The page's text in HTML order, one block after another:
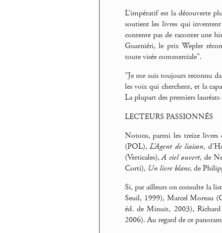
L’impératif est la découverte
soutient les livres qui
contente pas de raconter une
Guarniéri, le prix Wepler
toute visée commerciale".
"Je me suis toujours reconnu
les voix qui cherchent, et la
La plupart des premiers
LECTEURS PASSIONNÉS
Notons, parmi les treize
(POL),L’Agent de liaison,
(Verticales),A ciel ouvert, de
Corti), Un livre blanc, de
Si, par ailleurs on consulte la
Seuil, 1999), Marcel Moreau
éd. de Minuit, 2003),
2006). Au regard de ce